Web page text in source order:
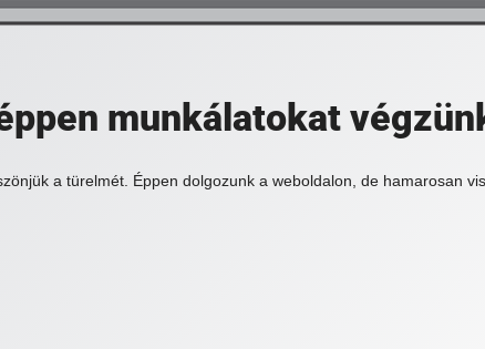
munkálatokat
a türelmét. Éppen dolgozunk a weboldalon, de hamarosan